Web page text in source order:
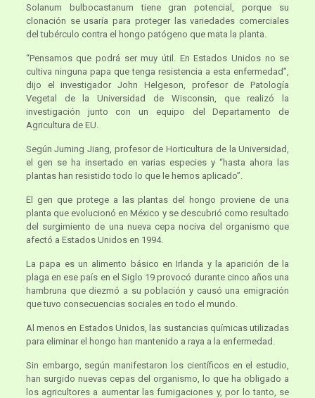
Solanum bulbocastanum tiene gran potencial, porque su
clonación se usaría para proteger las variedades comerciales
del tubérculo contra el hongo patógeno que mata la planta.
“Pensamos que podrá ser muy útil. En Estados Unidos no se
cultiva ninguna papa que tenga resistencia a esta enfermedad”,
dijo el investigador John Helgeson, profesor de Patología
Vegetal de la Universidad de Wisconsin, que realizó la
investigación junto con un equipo del Departamento de
Agricultura de EU.
Según Juming Jiang, profesor de Horticultura de la Universidad,
el gen se ha insertado en varias especies y “hasta ahora las
plantas han resistido todo lo que le hemos aplicado”.
El gen que protege a las plantas del hongo proviene de una
planta que evolucionó en México y se descubrió como resultado
del surgimiento de una nueva cepa nociva del organismo que
afectó a Estados Unidos en 1994.
La papa es un alimento básico en Irlanda y la aparición de la
plaga en ese país en el Siglo 19 provocó durante cinco años una
hambruna que diezmó a su población y causó una emigración
que tuvo consecuencias sociales en todo el mundo.
Al menos en Estados Unidos, las sustancias químicas utilizadas
para eliminar el hongo han mantenido a raya a la enfermedad.
Sin embargo, según manifestaron los científicos en el estudio,
han surgido nuevas cepas del organismo, lo que ha obligado a
los agricultores a aumentar las fumigaciones y, por lo tanto, se